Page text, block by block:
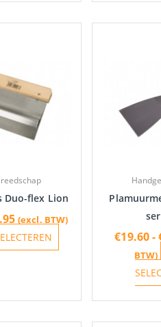
Duo-flex Lion
(excl. BTW)
de
productpagina
€19.60-
BTW)